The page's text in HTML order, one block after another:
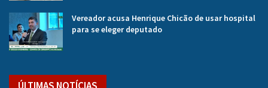
Vereador acusa Henrique Chicão de usar hospital
para se eleger deputado